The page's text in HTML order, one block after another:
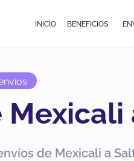
INICIO BENEFICIOS
de Mexicali a